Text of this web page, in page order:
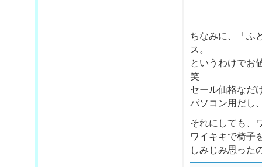
ちなみに、「ふ
ス。
というわけでお
笑
セール価格なだ
パソコン用だし
それにしても、
ワイキキで椅子
しみじみ思った